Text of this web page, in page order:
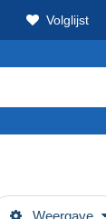
Volglijst
Weergave